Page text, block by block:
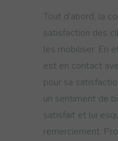
Tout d’abord, la
satisfaction des
les mobiliser. En
est en contact
pour sa
un sentiment de
satisfait et lui
remerciement.